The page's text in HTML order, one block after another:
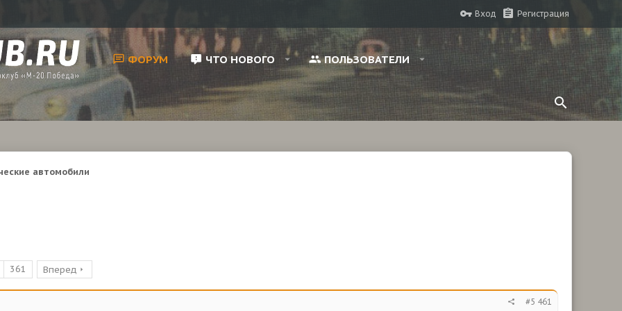
Вход Регистрация
ФОРУМ ЧТО НОВОГО ПОЛЬЗОВАТЕЛИ
автомобили
361 Вперед
#5 461